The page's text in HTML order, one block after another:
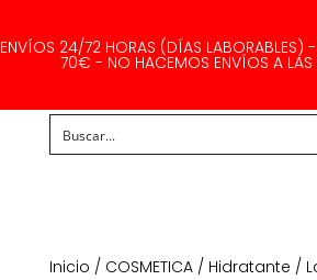
ENVÍOS 24/72 HORAS (DÍAS LABORABLES) -
70€ - NO HACEMOS ENVÍOS A LAS
Inicio / COSMETICA/ Hidratante /